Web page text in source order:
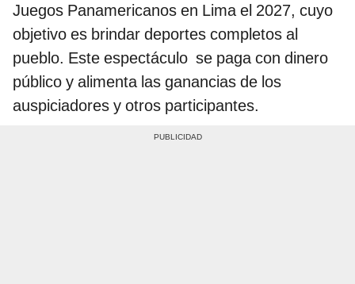
Juegos Panamericanos en Lima el 2027, cuyo
objetivo es brindar deportes completos al
pueblo. Este espectáculo se paga con dinero
público y alimenta las ganancias de los
auspiciadores y otros participantes.